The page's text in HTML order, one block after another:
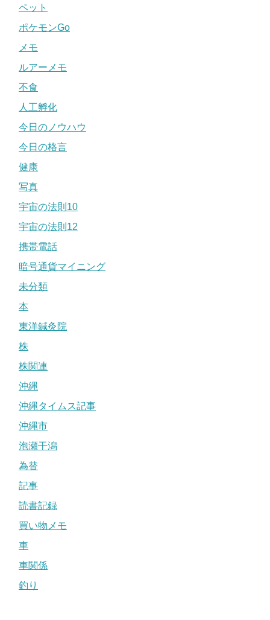
ペット
ポケモンGo
メモ
ルアーメモ
不食
人工孵化
今日のノウハウ
今日の格言
健康
写真
宇宙の法則10
宇宙の法則12
携帯電話
暗号通貨マイニング
未分類
本
東洋鍼灸院
株
株関連
沖縄
沖縄タイムス記事
沖縄市
泡瀬干潟
為替
記事
読書記録
買い物メモ
車
車関係
釣り